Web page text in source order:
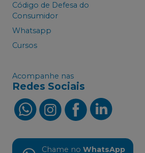
Código de Defesa do
Consumidor
Whatsapp
Cursos
Acompanhe nas
Redes Sociais
Chame no WhatsApp